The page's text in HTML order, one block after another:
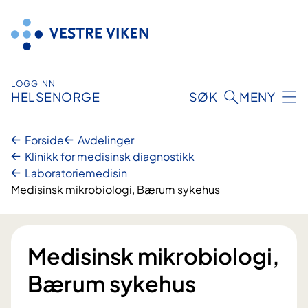
innhold
LOGG INN
HELSENORGE SØK MENY
Forside
Avdelinger
Klinikk for medisinsk diagnostikk
Laboratoriemedisin
Medisinsk mikrobiologi, Bærum sykehus
Medisinsk mikrobiologi,
Bærum sykehus